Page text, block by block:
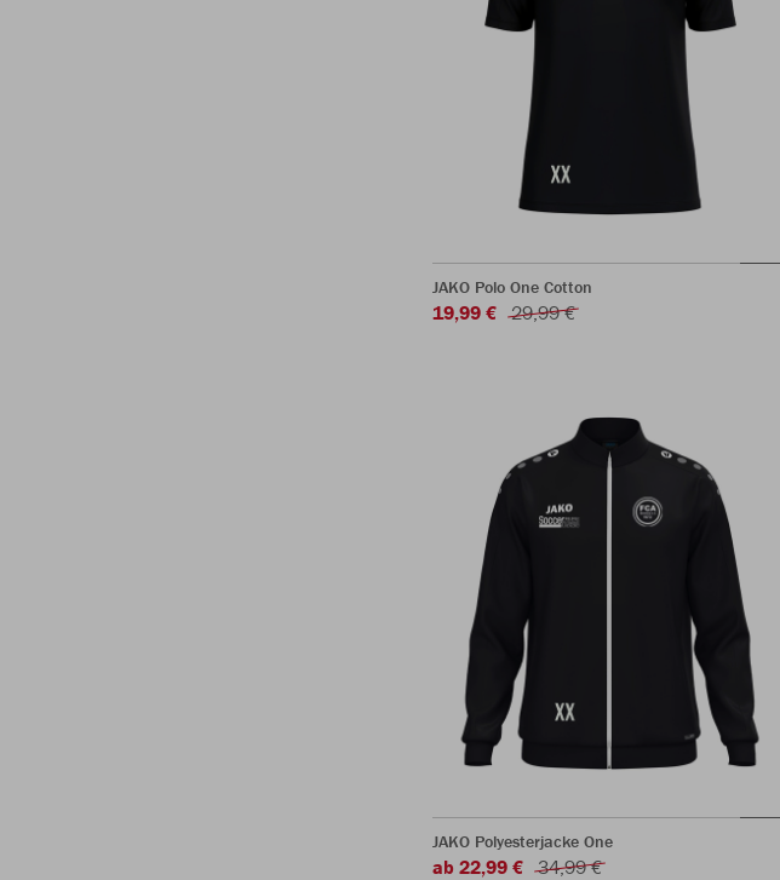
JAKO Polo One Cotton
19,99 € 29,99 €
JAKO Polyesterjacke One
ab 22,99 € 34,99 €